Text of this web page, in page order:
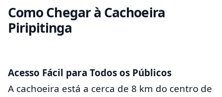
Como Chegar à Cachoeira
Piripitinga
Acesso Fácil para Todos os Públicos
A cachoeira está a cerca de 8 km do centro de